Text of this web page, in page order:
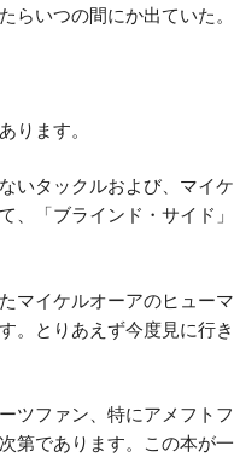
いつの間にか出ていた。
ります。
いタックルおよび、マイケ
、「ブラインド・サイド」
マイケルオーアのヒューマ
。とりあえず今度見に行き
ツファン、特にアメフトフ
第であります。この本が一